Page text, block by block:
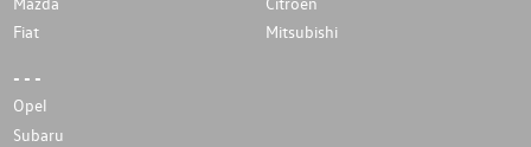
Fiat
Mitsubishi
- - -
Opel
Subaru